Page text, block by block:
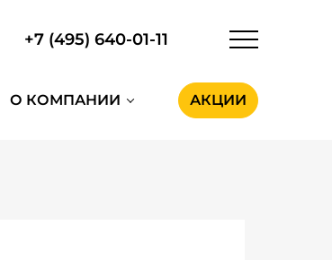
+7 (495) 640-01-11
О КОМПАНИИ АКЦИИ